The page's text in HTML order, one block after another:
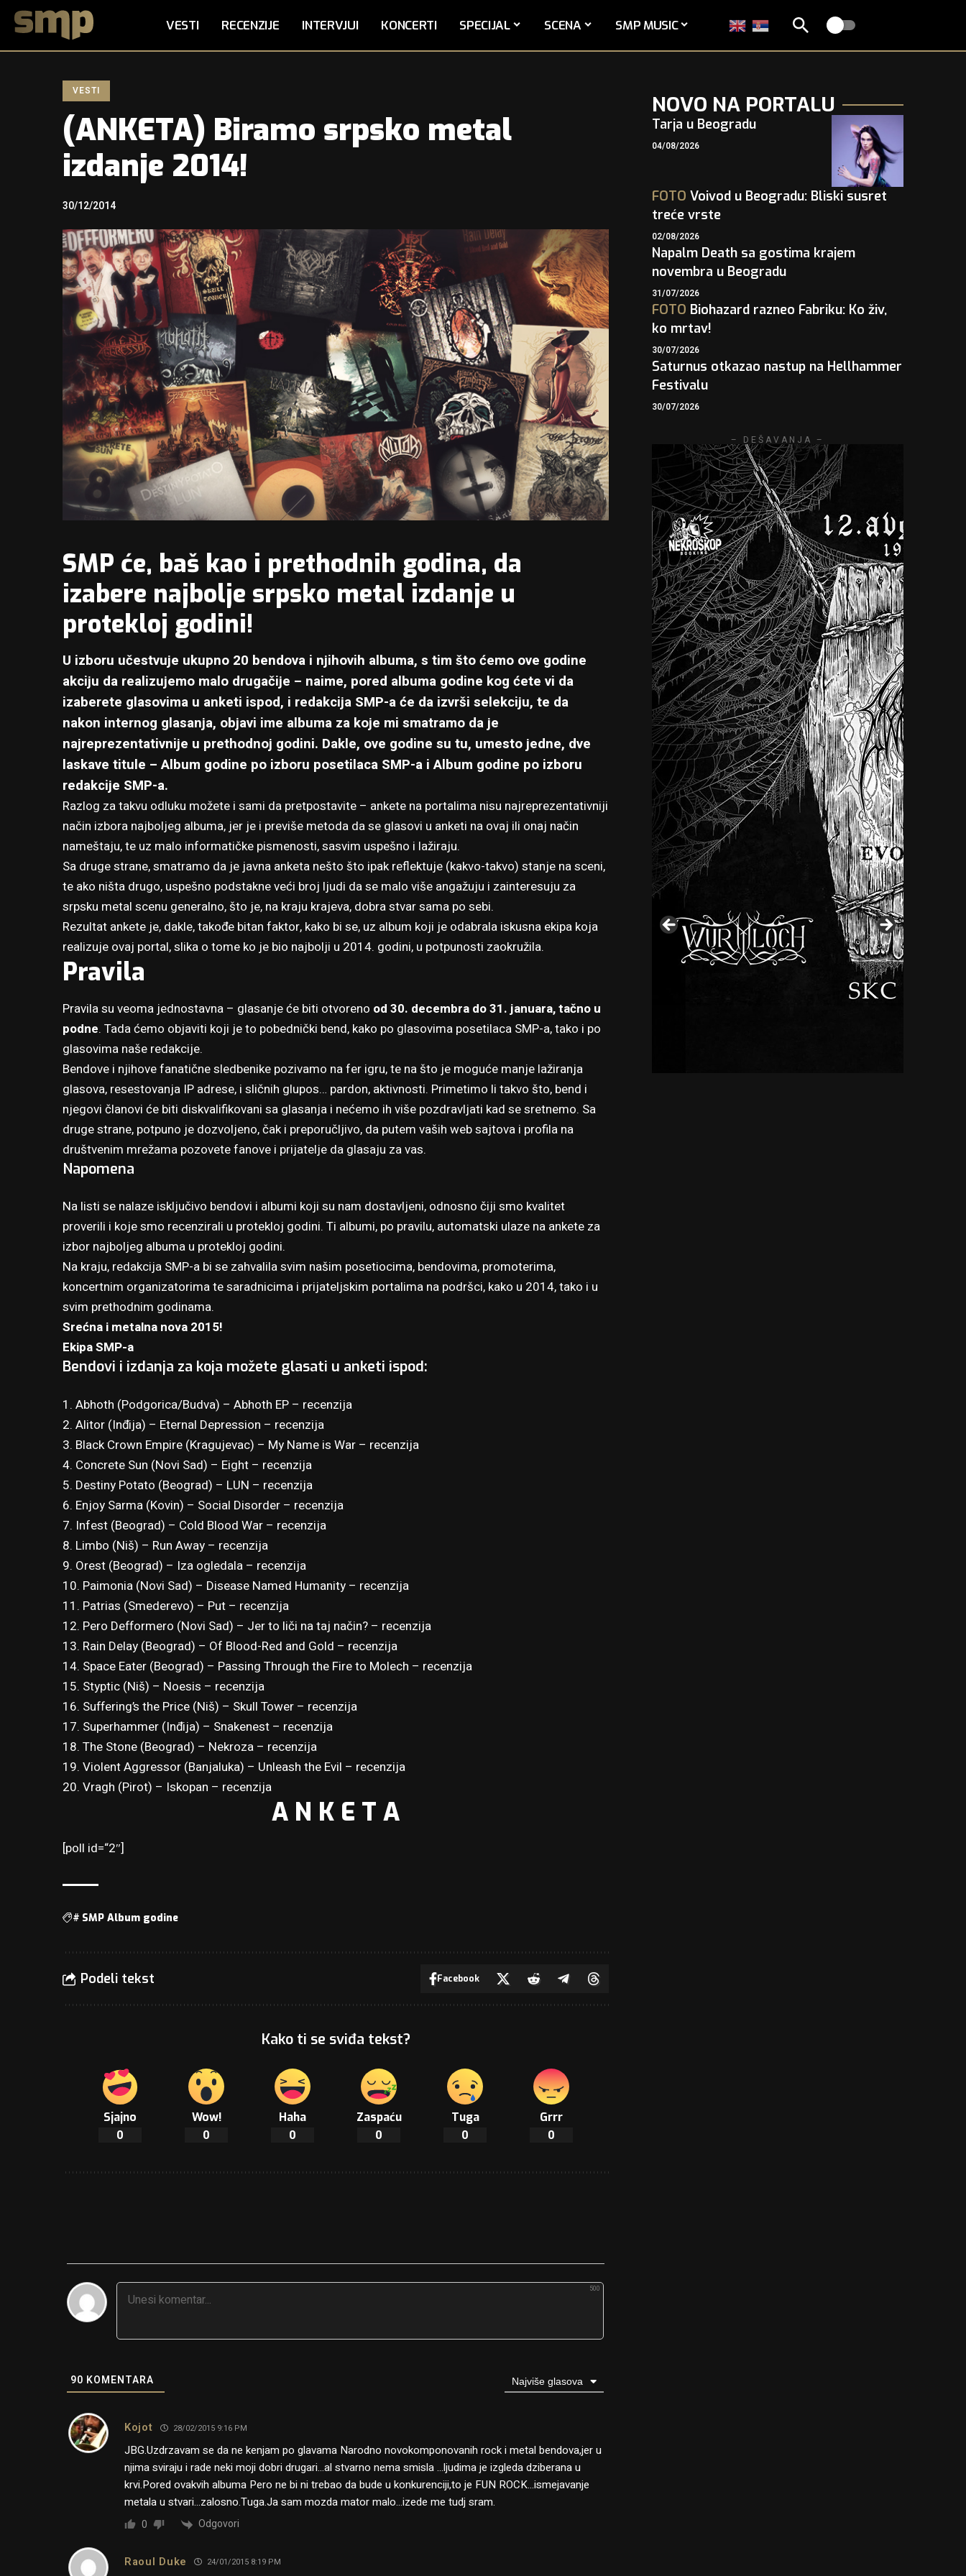
VESTI RECENZIJE INTERVJUI KONCERTI SPECIJAL SCENA SMP MUSIC
VESTI
(ANKETA) Biramo srpsko metal
izdanje 2014!
30/12/2014
SMP će, baš kao i prethodnih godina, da
izabere najbolje srpsko metal izdanje u
protekloj godini!
U izboru učestvuje ukupno 20 bendova i njihovih albuma, s tim što ćemo ove godine
akciju da realizujemo malo drugačije – naime, pored albuma godine kog ćete vi da
izaberete glasovima u anketi ispod, i redakcija SMP-a će da izvrši selekciju, te da
nakon internog glasanja, objavi ime albuma za koje mi smatramo da je
najreprezentativnije u prethodnoj godini. Dakle, ove godine su tu, umesto jedne, dve
laskave titule –Album godine po izboru posetilaca SMP-a iAlbum godine po izboru
redakcije SMP-a.
Razlog za takvu odluku možete i sami da pretpostavite – ankete na portalima nisu najreprezentativniji
način izbora najboljeg albuma, jer je i previše metoda da se glasovi u anketi na ovaj ili onaj način
nameštaju, te uz malo informatičke pismenosti, sasvim uspešno i lažiraju.
Sa druge strane, smatramo da je javna anketa nešto što ipak reflektuje (kakvo-takvo) stanje na sceni,
te ako ništa drugo, uspešno podstakne veći broj ljudi da se malo više angažuju i zainteresuju za
srpsku metal scenu generalno, što je, na kraju krajeva, dobra stvar sama po sebi.
Rezultat ankete je, dakle, takođe bitan faktor, kako bi se, uz album koji je odabrala iskusna ekipa koja
realizuje ovaj portal, slika o tome ko je bio najbolji u 2014. godini, u potpunosti zaokružila.
Pravila
Pravila su veoma jednostavna – glasanje će biti otvoreno od 30. decembra do 31. januara, tačno u
podne. Tada ćemo objaviti koji je to pobednički bend, kako po glasovima posetilaca SMP-a, tako i po
glasovima naše redakcije.
Bendove i njihove fanatične sledbenike pozivamo na fer igru, te na što je moguće manje lažiranja
glasova, resestovanja IP adrese, i sličnih glupos… pardon, aktivnosti. Primetimo li takvo što, bend i
njegovi članovi će biti diskvalifikovani sa glasanja i nećemo ih više pozdravljati kad se sretnemo. Sa
druge strane, potpuno je dozvoljeno, čak i preporučljivo, da putem vaših web sajtova i profila na
društvenim mrežama pozovete fanove i prijatelje da glasaju za vas.
Napomena
Na listi se nalaze isključivo bendovi i albumi koji su nam dostavljeni, odnosno čiji smo kvalitet
proverili i koje smo recenzirali u protekloj godini. Ti albumi, po pravilu, automatski ulaze na ankete za
izbor najboljeg albuma u protekloj godini.
Na kraju, redakcija SMP-a bi se zahvalila svim našim posetiocima, bendovima, promoterima,
koncertnim organizatorima te saradnicima i prijateljskim portalima na podršci, kako u 2014, tako i u
svim prethodnim godinama.
Srećna i metalna nova 2015!
Ekipa SMP-a
Bendovi i izdanja za koja možete glasati u anketi ispod:
1. Abhoth (Podgorica/Budva) – Abhoth EP – recenzija
2. Alitor (Inđija) – Eternal Depression – recenzija
3. Black Crown Empire (Kragujevac) – My Name is War – recenzija
4. Concrete Sun (Novi Sad) – Eight – recenzija
5. Destiny Potato (Beograd) – LUN – recenzija
6. Enjoy Sarma (Kovin) – Social Disorder – recenzija
7. Infest (Beograd) – Cold Blood War – recenzija
8. Limbo (Niš) – Run Away – recenzija
9. Orest (Beograd) – Iza ogledala – recenzija
10. Paimonia (Novi Sad) – Disease Named Humanity – recenzija
11. Patrias (Smederevo) – Put – recenzija
12. Pero Defformero (Novi Sad) – Jer to liči na taj način? – recenzija
13. Rain Delay (Beograd) – Of Blood-Red and Gold – recenzija
14. Space Eater (Beograd) – Passing Through the Fire to Molech – recenzija
15. Styptic (Niš) – Noesis – recenzija
16. Suffering’s the Price (Niš) – Skull Tower – recenzija
17. Superhammer (Inđija) – Snakenest – recenzija
18. The Stone (Beograd) – Nekroza – recenzija
19. Violent Aggressor (Banjaluka) – Unleash the Evil – recenzija
20. Vragh (Pirot) – Iskopan – recenzija
A N K E T A
[poll id=“2″]
# SMP Album godine
Podeli tekst Facebook
Kako ti se sviđa tekst?
Sjajno
0
Wow!
0
Haha
0
Zaspaću
0
Tuga
0
Grrr
0
500
90 KOMENTARA Najviše glasova
Kojot 28/02/2015 9:16 PM
JBG.Uzdrzavam se da ne kenjam po glavama Narodno novokomponovanih rock i metal bendova,jer u
njima sviraju i rade neki moji dobri drugari…al stvarno nema smisla …ljudima je izgleda dziberana u
krvi.Pored ovakvih albuma Pero ne bi ni trebao da bude u konkurenciji,to je FUN ROCK…ismejavanje
metala u stvari…zalosno.Tuga.Ja sam mozda mator malo…izede me tudj sram.
0 Odgovori
Raoul Duke 24/01/2015 8:19 PM
NOVO NA PORTALU
Tarja u Beogradu
04/08/2026
FOTO Voivod u Beogradu: Bliski susret
treće vrste
02/08/2026
Napalm Death sa gostima krajem
novembra u Beogradu
31/07/2026
FOTO Biohazard razneo Fabriku: Ko živ,
ko mrtav!
30/07/2026
Saturnus otkazao nastup na Hellhammer
Festivalu
30/07/2026
– DEŠAVANJA –